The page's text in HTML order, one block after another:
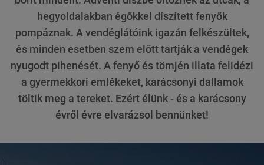
hegyoldalakban égőkkel díszített fenyők
pompáznak. A vendéglátóink igazán felkészültek,
és minden esetben szem előtt tartják a vendégek
nyugodt pihenését. A fenyő és tömjén illata felidézi
a gyermekkori emlékeket, karácsonyi dallamok
töltik meg a tereket. Ezért élünk - és a karácsony
évről évre elvarázsol bennünket!